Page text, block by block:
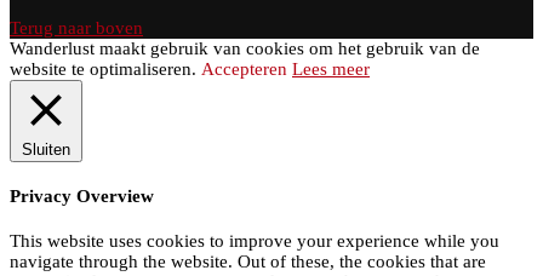
Terug naar boven
Wanderlust maakt gebruik van cookies om het gebruik van de
website te optimaliseren. Accepteren Lees meer
Sluiten
Privacy Overview
This website uses cookies to improve your experience while you
navigate through the website. Out of these, the cookies that are